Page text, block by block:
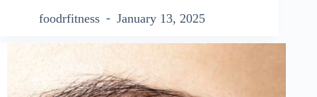
foodrfitness January 13, 2025